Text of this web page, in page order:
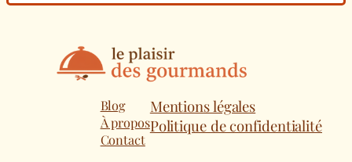
Blog
À propos
Contact
Mentions légales
Politique de confidentialité